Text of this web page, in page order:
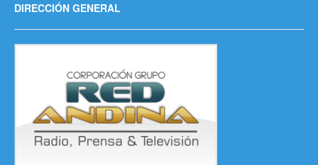
DIRECCIÓN GENERAL